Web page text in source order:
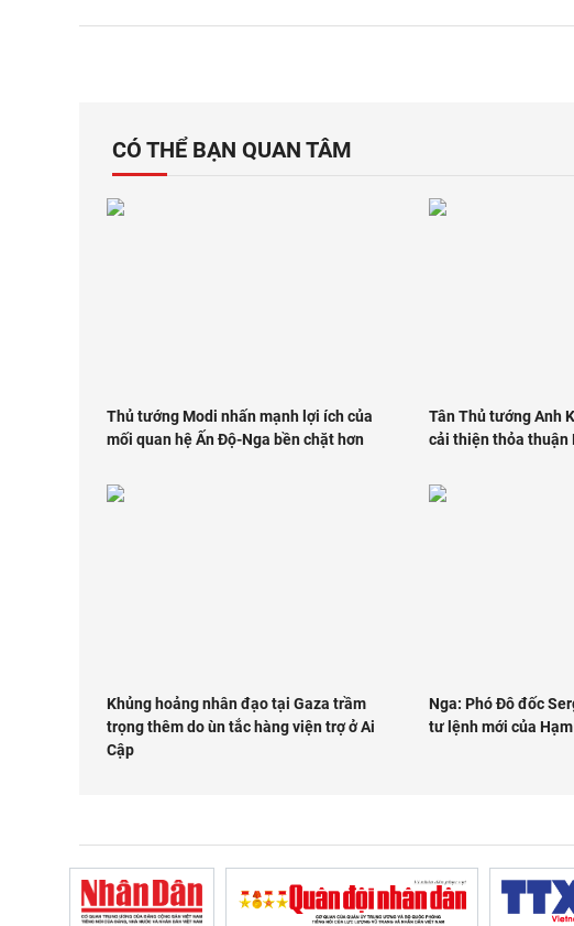
CÓ THỂ BẠN QUAN TÂM
Thủ tướng Modi nhấn mạnh lợi ích của
mối quan hệ Ấn Độ-Nga bền chặt hơn
Tân Thủ tướng Anh
cải thiện thỏa thuận
Khủng hoảng nhân đạo tại Gaza trầm
trọng thêm do ùn tắc hàng viện trợ ở Ai
Cập
Nga: Phó Đô đốc
tư lệnh mới của